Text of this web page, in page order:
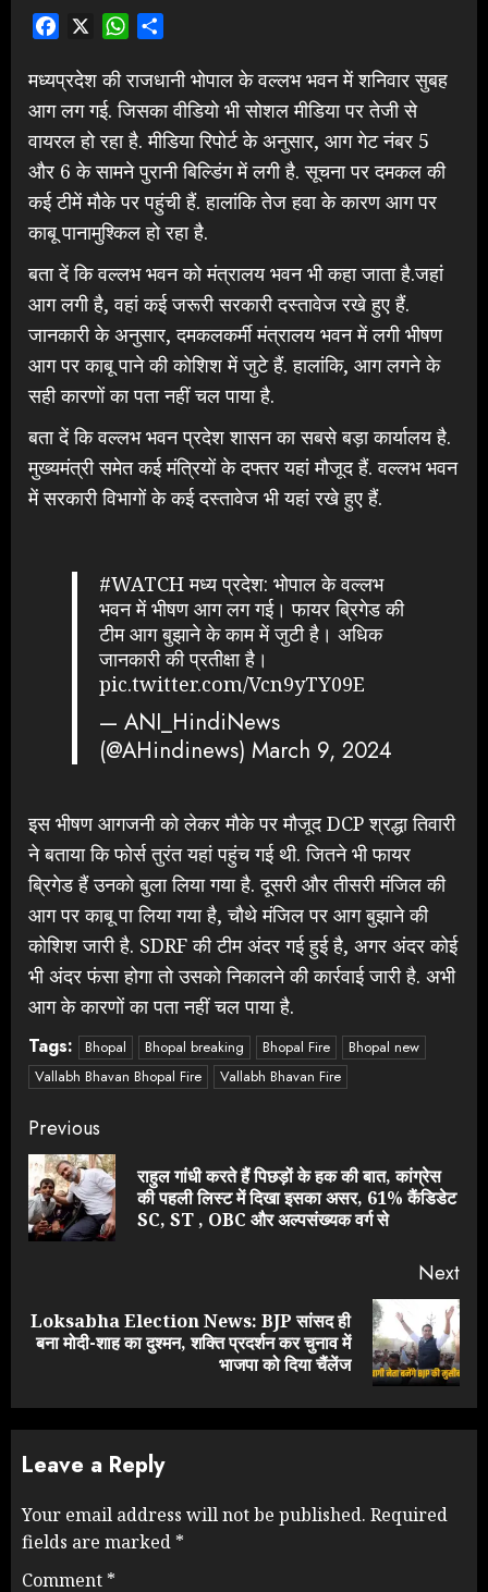
Facebook WhatsApp
मध्यप्रदेश की राजधानी भोपाल के वल्लभ भवन में शनिवार सुबह
आग लग गई. जिसका वीडियो भी सोशल मीडिया पर तेजी से
वायरल हो रहा है. मीडिया रिपोर्ट के अनुसार, आग गेट नंबर 5
और 6 के सामने पुरानी बिल्डिंग में लगी है. सूचना पर दमकल की
कई टीमें मौके पर पहुंची हैं. हालांकि तेज हवा के कारण आग पर
काबू पानामुश्किल हो रहा है.
बता दें कि वल्लभ भवन को मंत्रालय भवन भी कहा जाता है.जहां
आग लगी है, वहां कई जरूरी सरकारी दस्तावेज रखे हुए हैं.
जानकारी के अनुसार, दमकलकर्मी मंत्रालय भवन में लगी भीषण
आग पर काबू पाने की कोशिश में जुटे हैं. हालांकि, आग लगने के
सही कारणों का पता नहीं चल पाया है.
बता दें कि वल्लभ भवन प्रदेश शासन का सबसे बड़ा कार्यालय है.
मुख्यमंत्री समेत कई मंत्रियों के दफ्तर यहां मौजूद हैं. वल्लभ भवन
में सरकारी विभागों के कई दस्तावेज भी यहां रखे हुए हैं.
#WATCHमध्य प्रदेश: भोपाल के वल्लभ
भवन में भीषण आग लग गई। फायर ब्रिगेड की
टीम आग बुझाने के काम में जुटी है। अधिक
जानकारी की प्रतीक्षा है।
pic.twitter.com/Vcn9yTY09E
— ANI_HindiNews
(@AHindinews)March 9, 2024
इस भीषण आगजनी को लेकर मौके पर मौजूद DCP श्रद्धा तिवारी
ने बताया कि फोर्स तुरंत यहां पहुंच गई थी. जितने भी फायर
ब्रिगेड हैं उनको बुला लिया गया है. दूसरी और तीसरी मंजिल की
आग पर काबू पा लिया गया है, चौथे मंजिल पर आग बुझाने की
कोशिश जारी है. SDRF की टीम अंदर गई हुई है, अगर अंदर कोई
भी अंदर फंसा होगा तो उसको निकालने की कार्रवाई जारी है. अभी
आग के कारणों का पता नहीं चल पाया है.
Tags: Bhopal Bhopal breaking Bhopal Fire
Bhopal new
Vallabh Bhavan Bhopal Fire
Vallabh Bhavan Fire
Continue
Reading
Previous
राहुल गांधी करते हैं पिछड़ों के हक की बात, कांग्रेस
की पहली लिस्ट में दिखा इसका असर, 61% कैंडिडेट
SC, ST , OBC और अल्पसंख्यक वर्ग से
Next
Next
Loksabha Election News: BJP सांसद ही
बना मोदी-शाह का दुश्मन, शक्ति प्रदर्शन कर चुनाव में
भाजपा को दिया चैंलेंज
Leave a Reply
Your email address will not be published. Required
fields are marked *
Comment *